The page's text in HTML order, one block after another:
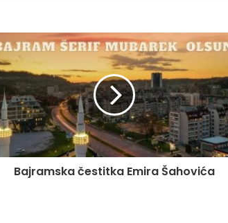
Bajramska čestitka Emira Šahovića